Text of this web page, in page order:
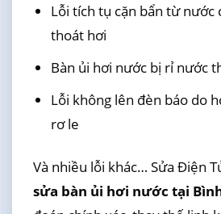
Lỗi tích tụ cặn bẩn từ nước
thoát hơi
Bàn ủi hơi nước bị rỉ nước
Lỗi không lên đèn báo do
rơ le
Và nhiều lỗi khác… Sửa Điện
sửa bàn ủi hơi nước tại